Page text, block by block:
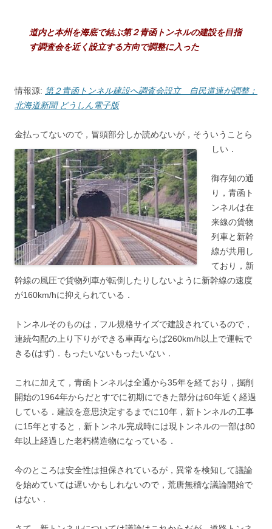
道内と本州を海底で結ぶ第２青函トンネルの建設を目指
す調査会を近く設立する方向で調整に入った
情報源: 第２青函トンネル建設へ調査会設立 自民道連が調整：
北海道新聞 どうしん電子版
金払ってないので，冒頭部分しか読めないが，そういうことら
しい．
御存知の通
り，青函ト
ンネルは在
来線の貨物
列車と新幹
線が共用し
ており，新
幹線の風圧で貨物列車が転倒したりしないように新幹線の速度
が160km/hに抑えられている．
トンネルそのものは，フル規格サイズで建設されているので，
連続勾配の上り下りができる車両ならば260km/h以上で運転で
きる(はず)．もったいないもったいない．
これに加えて，青函トンネルは全通から35年を経ており，掘削
開始の1964年からだとすでに初期にできた部分は60年近く経過
している．建設を意思決定するまでに10年，新トンネルの工事
に15年とすると，新トンネル完成時には現トンネルの一部は80
年以上経過した老朽構造物になっている．
今のところは安全性は担保されているが，異常を検知して議論
を始めていては遅いかもしれないので，荒唐無稽な議論開始で
はない．